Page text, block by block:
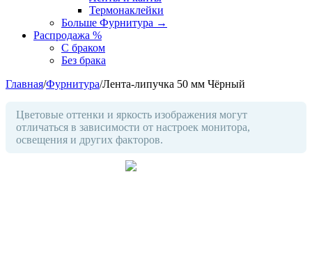
Термонаклейки
Больше Фурнитура →
Распродажа %
С браком
Без брака
Главная/Фурнитура/Лента-липучка 50 мм Чёрный
Цветовые оттенки и яркость изображения могут
отличаться в зависимости от настроек монитора,
освещения и других факторов.